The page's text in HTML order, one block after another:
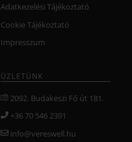
Adatkezelési Tájékoztató
Cookie Tájékoztató
Impresszum
ÜZLETÜNK
2092. Budakeszi Fő út 181.
+36 70 546 2391
info@vereswell.hu